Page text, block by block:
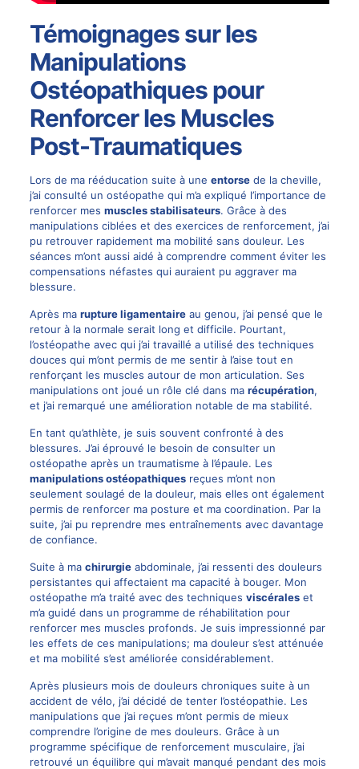
Témoignages sur les
Manipulations
Ostéopathiques pour
Renforcer les Muscles
Post-Traumatiques
Lors de ma rééducation suite à une entorsede la cheville,
j’ai consulté un ostéopathe qui m’a expliqué l’importance de
renforcer mes muscles stabilisateurs. Grâce à des
manipulations ciblées et des exercices de renforcement, j’ai
pu retrouver rapidement ma mobilité sans douleur. Les
séances m’ont aussi aidé à comprendre comment éviter les
compensations néfastes qui auraient pu aggraver ma
blessure.
Après ma rupture ligamentaireau genou, j’ai pensé que le
retour à la normale serait long et difficile. Pourtant,
l’ostéopathe avec qui j’ai travaillé a utilisé des techniques
douces qui m’ont permis de me sentir à l’aise tout en
renforçant les muscles autour de mon articulation. Ses
manipulations ont joué un rôle clé dans ma récupération,
et j’ai remarqué une amélioration notable de ma stabilité.
En tant qu’athlète, je suis souvent confronté à des
blessures. J’ai éprouvé le besoin de consulter un
ostéopathe après un traumatisme à l’épaule. Les
manipulations ostéopathiquesreçues m’ont non
seulement soulagé de la douleur, mais elles ont également
permis de renforcer ma posture et ma coordination. Par la
suite, j’ai pu reprendre mes entraînements avec davantage
de confiance.
Suite à ma chirurgieabdominale, j’ai ressenti des douleurs
persistantes qui affectaient ma capacité à bouger. Mon
ostéopathe m’a traité avec des techniques viscéraleset
m’a guidé dans un programme de réhabilitation pour
renforcer mes muscles profonds. Je suis impressionné par
les effets de ces manipulations; ma douleur s’est atténuée
et ma mobilité s’est améliorée considérablement.
Après plusieurs mois de douleurs chroniques suite à un
accident de vélo, j’ai décidé de tenter l’ostéopathie. Les
manipulations que j’ai reçues m’ont permis de mieux
comprendre l’origine de mes douleurs. Grâce à un
programme spécifique de renforcement musculaire, j’ai
retrouvé un équilibre qui m’avait manqué pendant des mois